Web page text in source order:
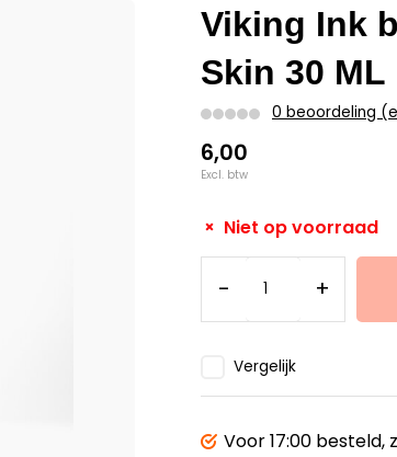
Viking Ink
Skin 30 ML
0 beoordeling
6,00
Excl. btw
Niet op voorraad
- +
Vergelijk
Voor 17:00 besteld,